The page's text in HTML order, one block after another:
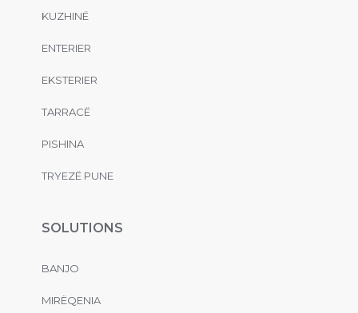
KUZHINË
ENTERIER
EKSTERIER
TARRACË
PISHINA
TRYEZË PUNE
SOLUTIONS
BANJO
MIRËQENIA